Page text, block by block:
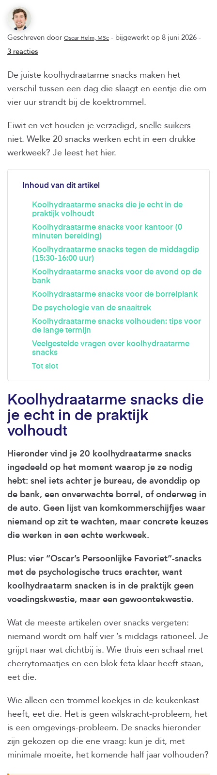
Geschreven door Oscar Helm, MSc - bijgewerkt op 8 juni 2026 -
3 reacties
De juiste koolhydraatarme snacks maken het
verschil tussen een dag die slaagt en eentje die om
vier uur strandt bij de koektrommel.
Eiwit en vet houden je verzadigd, snelle suikers
niet. Welke 20 snacks werken echt in een drukke
werkweek? Je leest het hier.
Inhoud van dit artikel
Koolhydraatarme snacks die je echt in de
praktijk volhoudt
Koolhydraatarme snacks voor kantoor (0
minuten bereiding)
Koolhydraatarme snacks tegen de middagdip
(15:30-16:00 uur)
Koolhydraatarme snacks voor de avond op de
bank
Koolhydraatarme snacks voor de borrelplank
De psychologie van de snaaitrek
Koolhydraatarme snacks volhouden: tips voor
de lange termijn
Veelgestelde vragen over koolhydraatarme
snacks
Tot slot
Koolhydraatarme snacks die
je echt in de praktijk
volhoudt
Hieronder vind je 20 koolhydraatarme snacks
ingedeeld op het moment waarop je ze nodig
hebt: snel iets achter je bureau, de avonddip op
de bank, een onverwachte borrel, of onderweg in
de auto. Geen lijst van komkommerschijfjes waar
niemand op zit te wachten, maar concrete keuzes
die werken in een echte werkweek.
Plus: vier “Oscar’s Persoonlijke Favoriet”-snacks
met de psychologische trucs erachter, want
koolhydraatarm snacken is in de praktijk geen
voedingskwestie, maar een gewoontekwestie.
Wat de meeste artikelen over snacks vergeten:
niemand wordt om half vier ’s middags rationeel. Je
grijpt naar wat dichtbij is. Wie thuis een schaal met
cherrytomaatjes en een blok feta klaar heeft staan,
eet die.
Wie alleen een trommel koekjes in de keukenkast
heeft, eet die. Het is geen wilskracht-probleem, het
is een omgevings-probleem. De snacks hieronder
zijn gekozen op die ene vraag: kun je dit, met
minimale moeite, het komende half jaar volhouden?